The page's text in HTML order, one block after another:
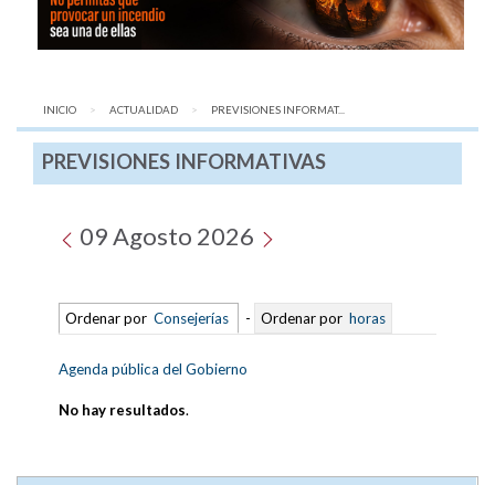
INICIO ACTUALIDAD AQUÍ:
PREVISIONES INFORMAT...
PREVISIONES INFORMATIVAS
09 Agosto 2026
Ordenar por Consejerías - Ordenar por horas
Agenda pública del Gobierno
No hay resultados.